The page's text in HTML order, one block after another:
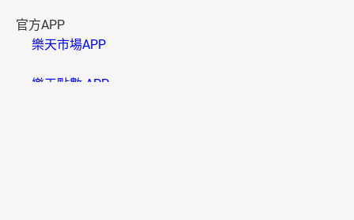
官方APP
樂天市場APP
樂天點數 APP